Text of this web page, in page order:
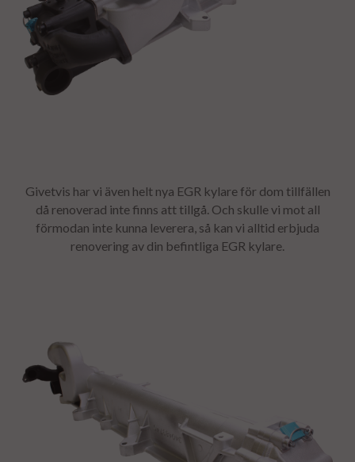
Givetvis har vi även helt nya EGR kylare för dom tillfällen
då renoverad inte finns att tillgå. Och skulle vi mot all
förmodan inte kunna leverera, så kan vi alltid erbjuda
renovering av din befintliga EGR kylare.